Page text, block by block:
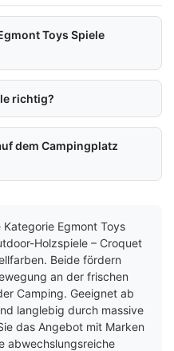
Toys Spiele
richtig?
dem Campingplatz
Kategorie Egmont Toys
Holzspiele – Croquet
Beide fördern
an der frischen
Camping. Geeignet ab
langlebig durch massive
das Angebot mit Marken
abwechslungsreiche